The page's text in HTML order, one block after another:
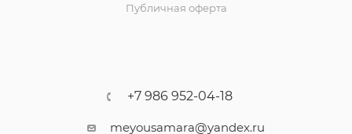
Публичная оферта
+7 986 952-04-18
meyousamara@yandex.ru